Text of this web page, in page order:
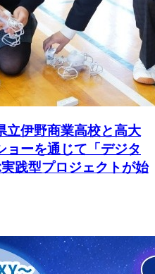
立伊野商業高校と高大
ョーを通じて「デジタ
践型プロジェクトが始